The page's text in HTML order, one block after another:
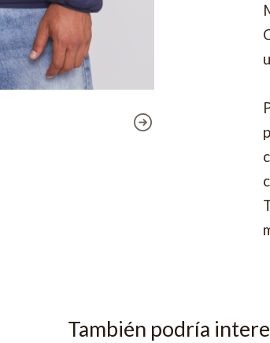
También podría